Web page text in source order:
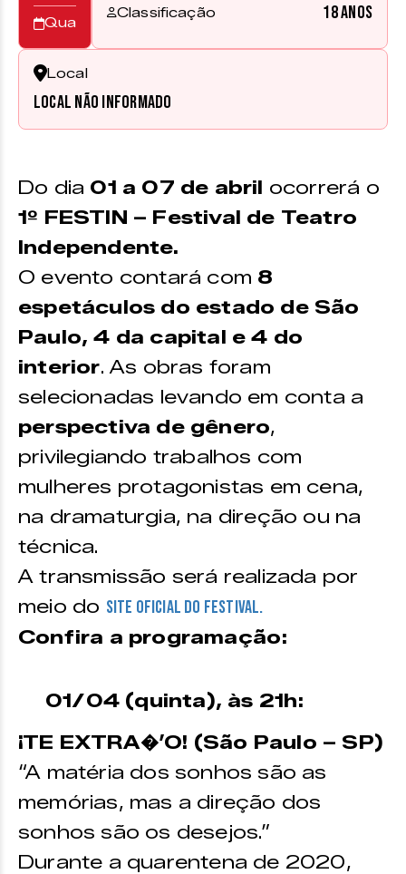
Qua
Classificação 18 anos
Local
Local não informado
Do dia 01 a 07 de abril ocorrerá o
1º FESTIN – Festival de Teatro
Independente.
O evento contará com 8
espetáculos do estado de São
Paulo, 4 da capital e 4 do
interior. As obras foram
selecionadas levando em conta a
perspectiva de gênero,
privilegiando trabalhos com
mulheres protagonistas em cena,
na dramaturgia, na direção ou na
técnica.
A transmissão será realizada por
meio do site oficial do festival.
Confira a programação:
01/04 (quinta), às 21h:
¡TE EXTRA�’O! (São Paulo – SP)
“A matéria dos sonhos são as
memórias, mas a direção dos
sonhos são os desejos.”
Durante a quarentena de 2020,